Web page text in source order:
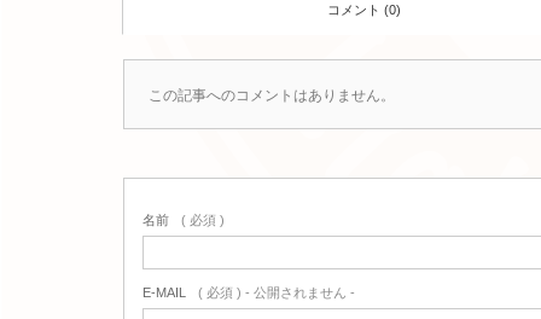
コメント (0)
この記事へのコメントはありません。
名前 ( 必須 )
E-MAIL ( 必須 ) - 公開されません -